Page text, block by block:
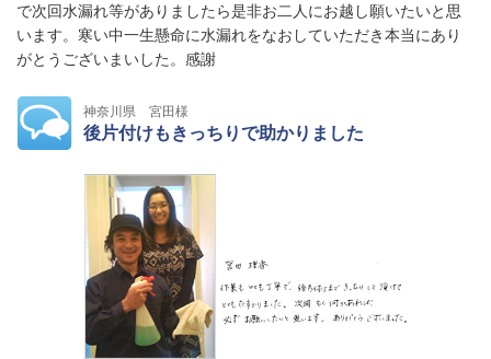
で次回水漏れ等がありましたら是非お二人にお越し願いたいと思
います。寒い中一生懸命に水漏れをなおしていただき本当にあり
がとうございまいした。感謝
神奈川県 宮田様
後片付けもきっちりで助かりました